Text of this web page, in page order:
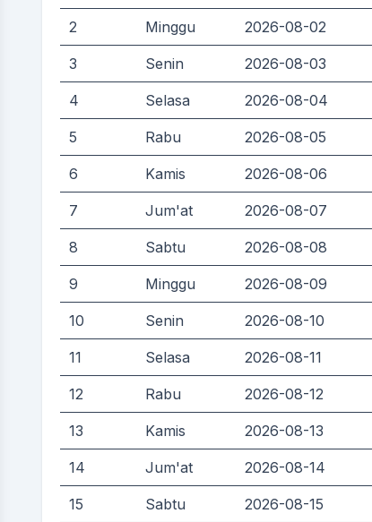
2 Minggu 2026-08-02
3 Senin 2026-08-03
4 Selasa 2026-08-04
5 Rabu 2026-08-05
6 Kamis 2026-08-06
7 Jum'at 2026-08-07
8 Sabtu 2026-08-08
9 Minggu 2026-08-09
10 Senin 2026-08-10
11 Selasa 2026-08-11
12 Rabu 2026-08-12
13 Kamis 2026-08-13
14 Jum'at 2026-08-14
15 Sabtu 2026-08-15